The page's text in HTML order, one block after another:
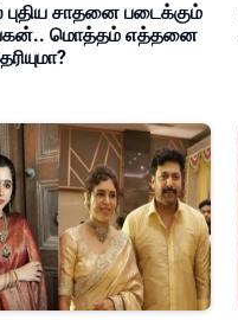
புதிய சாதனை படைக்கும்
மொத்தம் எத்தனை